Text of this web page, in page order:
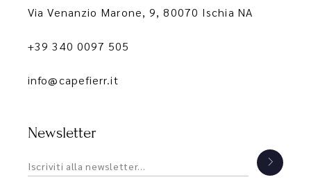
Via Venanzio Marone, 9, 80070 Ischia NA
+39 340 0097 505
info@capefierr.it
Newsletter